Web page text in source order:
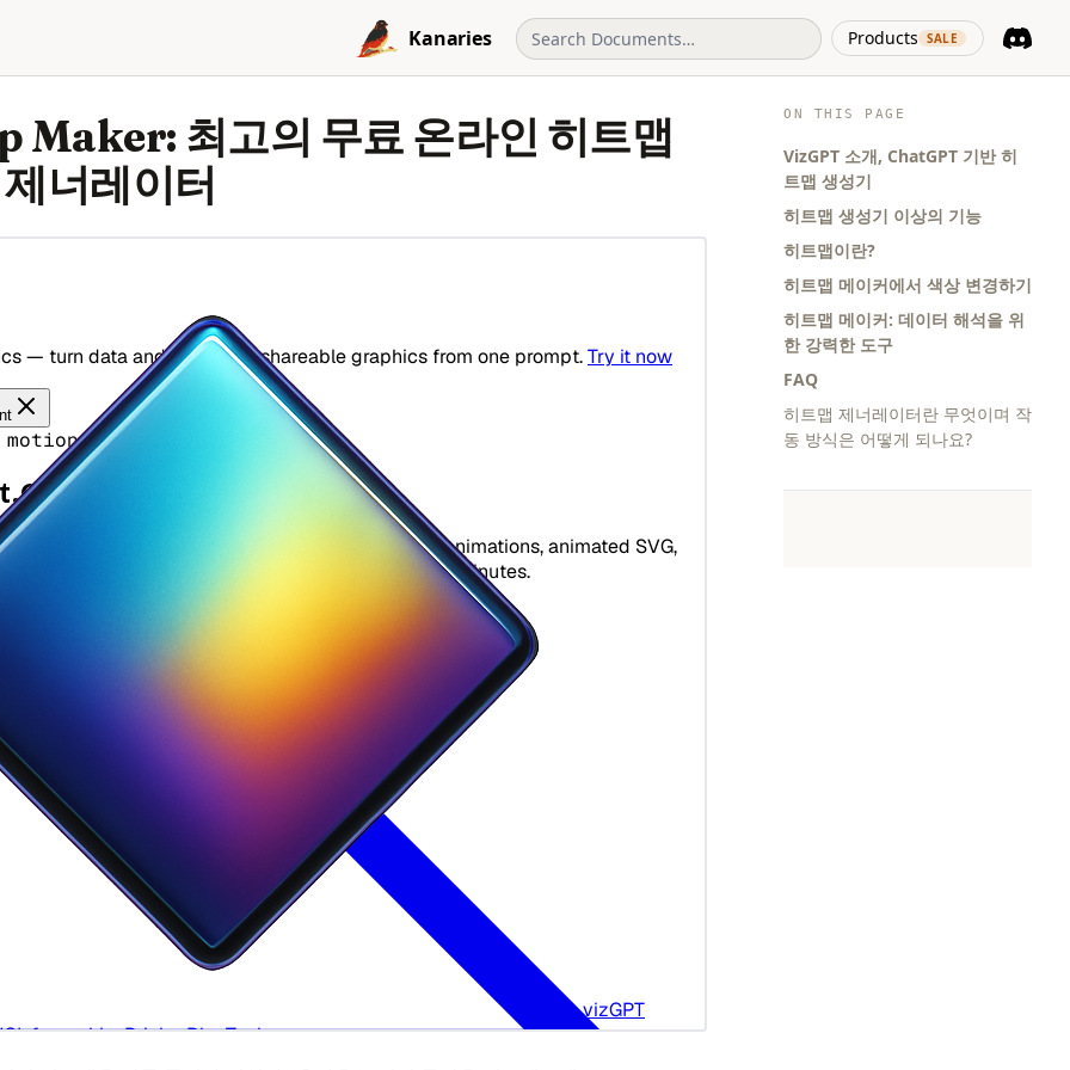
Kanaries
Products SALE
(opens in
ON THIS PAGE
VizGPT 소개, ChatGPT 기반 히
트맵 생성기
히트맵 생성기 이상의 기능
히트맵이란?
히트맵 메이커에서 색상 변경하기
히트맵 메이커: 데이터 해석을 위
한 강력한 도구
FAQ
히트맵 제너레이터란 무엇이며 작
동 방식은 어떻게 되나요?
Maker: 최고의 무료 온라인 히트맵
너레이터